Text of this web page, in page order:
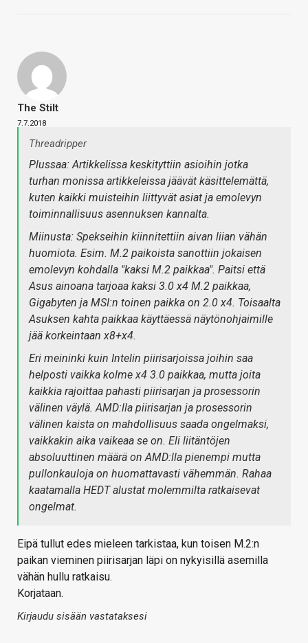
The Stilt
7.7.2018
Threadripper
Plussaa: Artikkelissa keskityttiin asioihin jotka
turhan monissa artikkeleissa jäävät käsittelemättä,
kuten kaikki muisteihin liittyvät asiat ja emolevyn
toiminnallisuus asennuksen kannalta.
Miinusta: Spekseihin kiinnitettiin aivan liian vähän
huomiota. Esim. M.2 paikoista sanottiin jokaisen
emolevyn kohdalla "kaksi M.2 paikkaa". Paitsi että
Asus ainoana tarjoaa kaksi 3.0 x4 M.2 paikkaa,
Gigabyten ja MSI:n toinen paikka on 2.0 x4. Toisaalta
Asuksen kahta paikkaa käyttäessä näytönohjaimille
jää korkeintaan x8+x4.
Eri meininki kuin Intelin piirisarjoissa joihin saa
helposti vaikka kolme x4 3.0 paikkaa, mutta joita
kaikkia rajoittaa pahasti piirisarjan ja prosessorin
välinen väylä. AMD:lla piirisarjan ja prosessorin
välinen kaista on mahdollisuus saada ongelmaksi,
vaikkakin aika vaikeaa se on. Eli liitäntöjen
absoluuttinen määrä on AMD:lla pienempi mutta
pullonkauloja on huomattavasti vähemmän. Rahaa
kaatamalla HEDT alustat molemmilta ratkaisevat
ongelmat.
Eipä tullut edes mieleen tarkistaa, kun toisen M.2:n
paikan vieminen piirisarjan läpi on nykyisillä asemilla
vähän hullu ratkaisu.
Korjataan.
Kirjaudu sisään vastataksesi